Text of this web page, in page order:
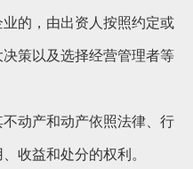
的，由出资人按照约定或
策以及选择经营管理者等
产和动产依照法律、行
收益和处分的权利。